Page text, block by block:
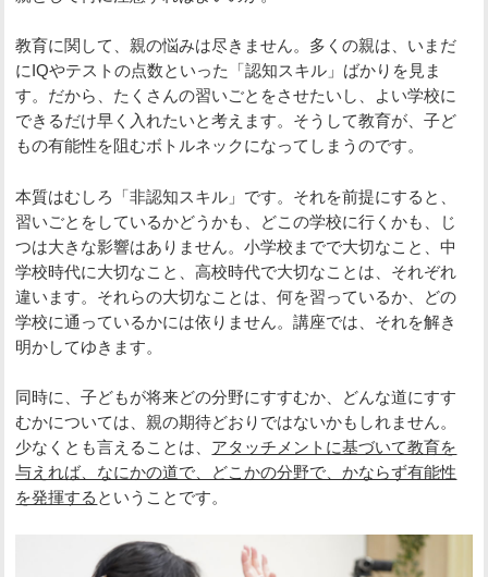
教育に関して、親の悩みは尽きません。多くの親は、いまだ
にIQやテストの点数といった「認知スキル」ばかりを見ま
す。だから、たくさんの習いごとをさせたいし、よい学校に
できるだけ早く入れたいと考えます。そうして教育が、子ど
もの有能性を阻むボトルネックになってしまうのです。
本質はむしろ「非認知スキル」です。それを前提にすると、
習いごとをしているかどうかも、どこの学校に行くかも、じ
つは大きな影響はありません。小学校までで大切なこと、中
学校時代に大切なこと、高校時代で大切なことは、それぞれ
違います。それらの大切なことは、何を習っているか、どの
学校に通っているかには依りません。講座では、それを解き
明かしてゆきます。
同時に、子どもが将来どの分野にすすむか、どんな道にすす
むかについては、親の期待どおりではないかもしれません。
少なくとも言えることは、 アタッチメントに基づいて教育を
与えれば、なにかの道で、どこかの分野で、かならず有能性
を発揮する ということです。